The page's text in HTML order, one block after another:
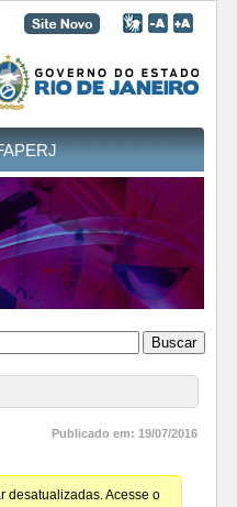
Publicado em: 19/07/2016
desatualizadas. Acesse o